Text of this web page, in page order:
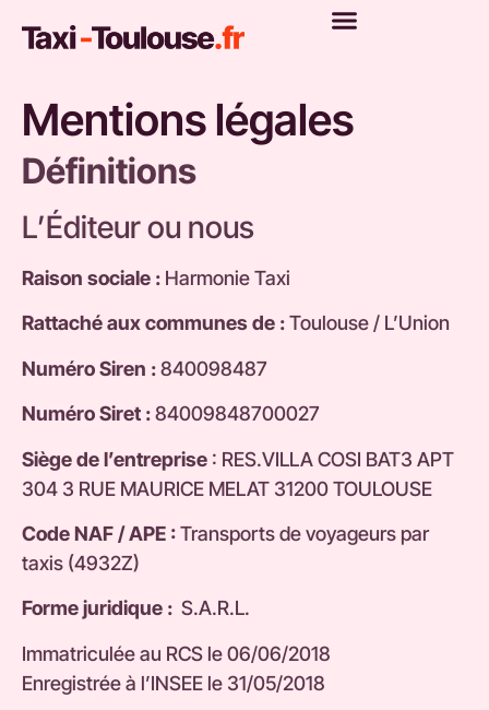
Mentions légales
Définitions
L’Éditeur ou nous
Raison sociale : Harmonie Taxi
Rattaché aux communes de :Toulouse / L’Union
Numéro Siren :840098487
Numéro Siret :84009848700027
Siège de l’entreprise : RES.VILLA COSI BAT3 APT
304 3 RUE MAURICE MELAT 31200 TOULOUSE
Code NAF / APE :Transports de voyageurs par
taxis (4932Z)
Forme juridique : S.A.R.L.
Immatriculée au RCS le 06/06/2018
Enregistrée à l’INSEE le 31/05/2018